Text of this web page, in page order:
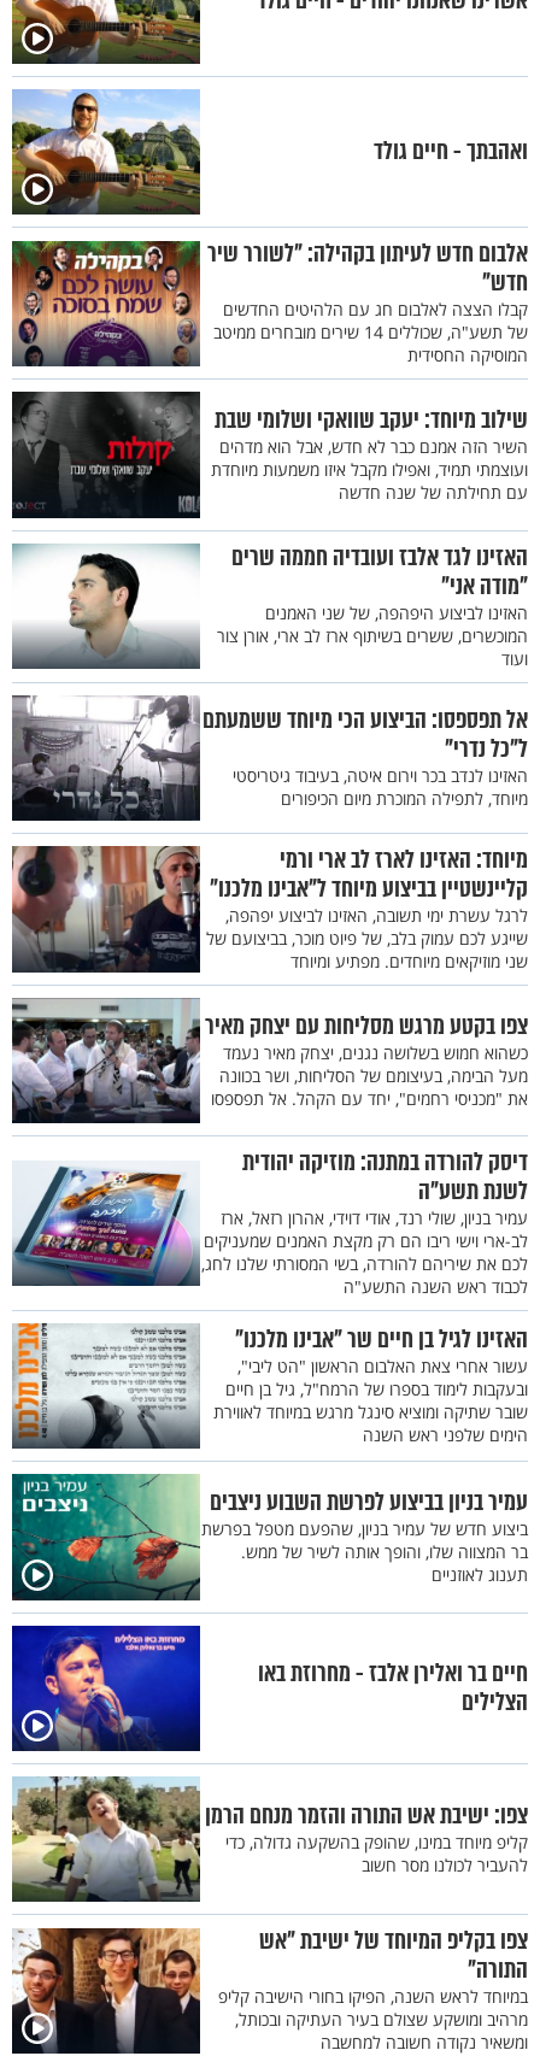
ואהבתך - חיים גולד
אלבום חדש לעיתון בקהילה: "לשורר שיר
חדש"
קבלו הצצה לאלבום חג עם הלהיטים החדשים
של תשע"ה, שכוללים 14 שירים מובחרים ממיטב
המוסיקה החסידית
שילוב מיוחד: יעקב שוואקי ושלומי שבת
השיר הזה אמנם כבר לא חדש, אבל הוא מדהים
ועוצמתי תמיד, ואפילו מקבל איזו משמעות מיוחדת
עם תחילתה של שנה חדשה
האזינו לגד אלבז ועובדיה חממה שרים
"מודה אני"
האזינו לביצוע היפהפה, של שני האמנים
המוכשרים, ששרים בשיתוף ארז לב ארי, אורן צור
ועוד
אל תפספסו: הביצוע הכי מיוחד ששמעתם
ל"כל נדרי"
האזינו לנדב בכר וירום איטה, בעיבוד גיטריסטי
מיוחד, לתפילה המוכרת מיום הכיפורים
מיוחד: האזינו לארז לב ארי ורמי
קליינשטיין בביצוע מיוחד ל"אבינו מלכנו"
לרגל עשרת ימי תשובה, האזינו לביצוע יפהפה,
שייגע לכם עמוק בלב, של פיוט מוכר, בביצועם של
שני מוזיקאים מיוחדים. מפתיע ומיוחד
צפו בקטע מרגש מסליחות עם יצחק מאיר
כשהוא חמוש בשלושה נגנים, יצחק מאיר נעמד
מעל הבימה, בעיצומם של הסליחות, ושר בכוונה
את "מכניסי רחמים", יחד עם הקהל. אל תפספסו
דיסק להורדה במתנה: מוזיקה יהודית
לשנת תשע"ה
עמיר בניון, שולי רנד, אודי דוידי, אהרון רזאל, ארז
לב-ארי וישי ריבו הם רק מקצת האמנים שמעניקים
לכם את שיריהם להורדה, בשי המסורתי שלנו לחג,
לכבוד ראש השנה התשע"ה
האזינו לגיל בן חיים שר "אבינו מלכנו"
עשור אחרי צאת האלבום הראשון "הט ליבי",
ובעקבות לימוד בספרו של הרמח"ל, גיל בן חיים
שובר שתיקה ומוציא סינגל מרגש במיוחד לאווירת
הימים שלפני ראש השנה
עמיר בניון בביצוע לפרשת השבוע ניצבים
ביצוע חדש של עמיר בניון, שהפעם מטפל בפרשת
בר המצווה שלו, והופך אותה לשיר של ממש.
תענוג לאוזניים
חיים בר ואלירן אלבז - מחרוזת באו
הצלילים
צפו: ישיבת אש התורה והזמר מנחם הרמן
קליפ מיוחד במינו, שהופק בהשקעה גדולה, כדי
להעביר לכולנו מסר חשוב
צפו בקליפ המיוחד של ישיבת "אש
התורה"
במיוחד לראש השנה, הפיקו בחורי הישיבה קליפ
מרהיב ומושקע שצולם בעיר העתיקה ובכותל,
ומשאיר נקודה חשובה למחשבה